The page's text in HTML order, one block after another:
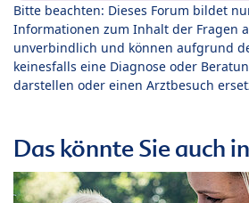
Bitte beachten: Dieses Forum bildet
Informationen zum Inhalt der Fragen
unverbindlich und können aufgrund
keinesfalls eine Diagnose oder
darstellen oder einen Arztbesuch
Das könnte Sie auch